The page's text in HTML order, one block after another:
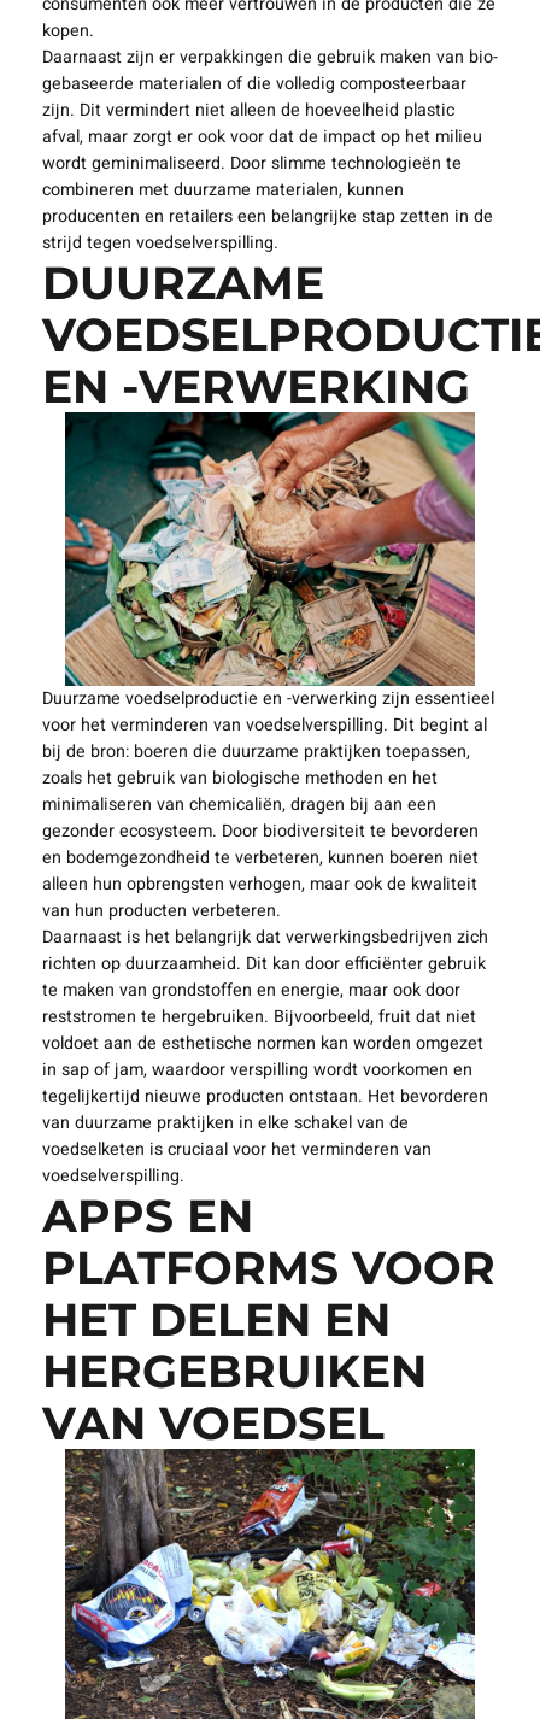
kopen.
Daarnaast zijn er verpakkingen die gebruik maken van bio-
gebaseerde materialen of die volledig composteerbaar
zijn. Dit vermindert niet alleen de hoeveelheid plastic
afval, maar zorgt er ook voor dat de impact op het milieu
wordt geminimaliseerd. Door slimme technologieën te
combineren met duurzame materialen, kunnen
producenten en retailers een belangrijke stap zetten in de
strijd tegen voedselverspilling.
DUURZAME
EN -VERWERKING
Duurzame voedselproductie en -verwerking zijn essentieel
voor het verminderen van voedselverspilling. Dit begint al
bij de bron: boeren die duurzame praktijken toepassen,
zoals het gebruik van biologische methoden en het
minimaliseren van chemicaliën, dragen bij aan een
gezonder ecosysteem. Door biodiversiteit te bevorderen
en bodemgezondheid te verbeteren, kunnen boeren niet
alleen hun opbrengsten verhogen, maar ook de kwaliteit
van hun producten verbeteren.
Daarnaast is het belangrijk dat verwerkingsbedrijven zich
richten op duurzaamheid. Dit kan door efficiënter gebruik
te maken van grondstoffen en energie, maar ook door
reststromen te hergebruiken. Bijvoorbeeld, fruit dat niet
voldoet aan de esthetische normen kan worden omgezet
in sap of jam, waardoor verspilling wordt voorkomen en
tegelijkertijd nieuwe producten ontstaan. Het bevorderen
van duurzame praktijken in elke schakel van de
voedselketen is cruciaal voor het verminderen van
voedselverspilling.
APPS EN
PLATFORMS VOOR
HET DELEN EN
HERGEBRUIKEN
VAN VOEDSEL